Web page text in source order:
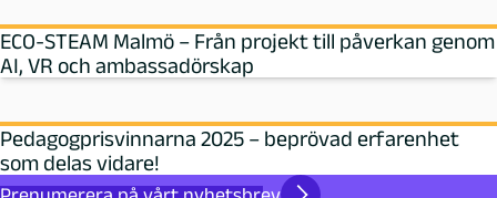
ECO-STEAM Malmö – Från projekt till påverkan genom
AI, VR och ambassadörskap
Pedagogprisvinnarna 2025 – beprövad erfarenhet
som delas vidare!